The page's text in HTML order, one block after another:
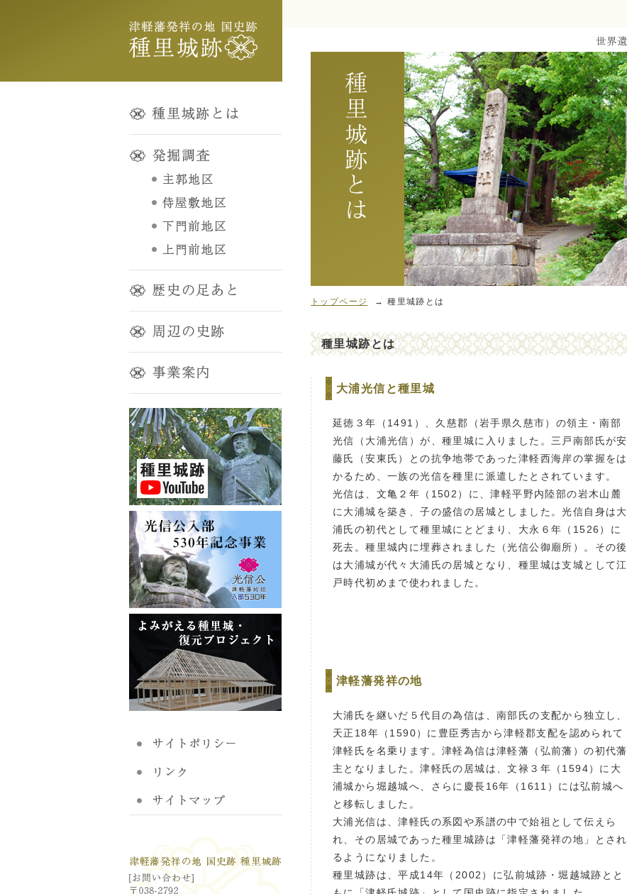
トップページ → 種里城跡とは
種里城跡とは
大浦光信と種里城
延徳３年（1491）、久慈郡（岩手県久慈市）の領主・南部
光信（大浦光信）が、種里城に入りました。三戸南部氏が安
藤氏（安東氏）との抗争地帯であった津軽西海岸の掌握をは
かるため、一族の光信を種里に派遣したとされています。
光信は、文亀２年（1502）に、津軽平野内陸部の岩木山麓
に大浦城を築き、子の盛信の居城としました。光信自身は大
浦氏の初代として種里城にとどまり、大永６年（1526）に
死去。種里城内に埋葬されました（光信公御廟所）。その後
は大浦城が代々大浦氏の居城となり、種里城は支城として江
戸時代初めまで使われました。
津軽藩発祥の地
大浦氏を継いだ５代目の為信は、南部氏の支配から独立し、
天正18年（1590）に豊臣秀吉から津軽郡支配を認められて
津軽氏を名乗ります。津軽為信は津軽藩（弘前藩）の初代藩
主となりました。津軽氏の居城は、文禄３年（1594）に大
浦城から堀越城へ、さらに慶長16年（1611）には弘前城へ
と移転しました。
大浦光信は、津軽氏の系図や系譜の中で始祖として伝えら
れ、その居城であった種里城跡は「津軽藩発祥の地」とされ
るようになりました。
種里城跡は、平成14年（2002）に弘前城跡・堀越城跡とと